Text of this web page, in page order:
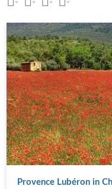
Provence Lubéron in